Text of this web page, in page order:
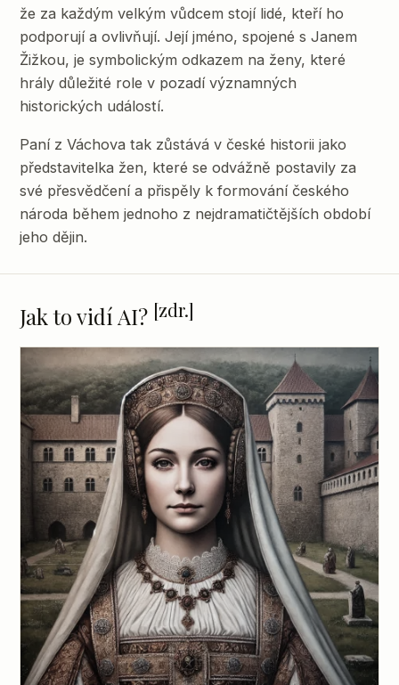
že za každým velkým vůdcem stojí lidé, kteří ho
podporují a ovlivňují. Její jméno, spojené s Janem
Žižkou, je symbolickým odkazem na ženy, které
hrály důležité role v pozadí významných
historických událostí.
Paní z Váchova tak zůstává v české historii jako
představitelka žen, které se odvážně postavily za
své přesvědčení a přispěly k formování českého
národa během jednoho z nejdramatičtějších období
jeho dějin.
Jak to vidí AI? [zdr.]